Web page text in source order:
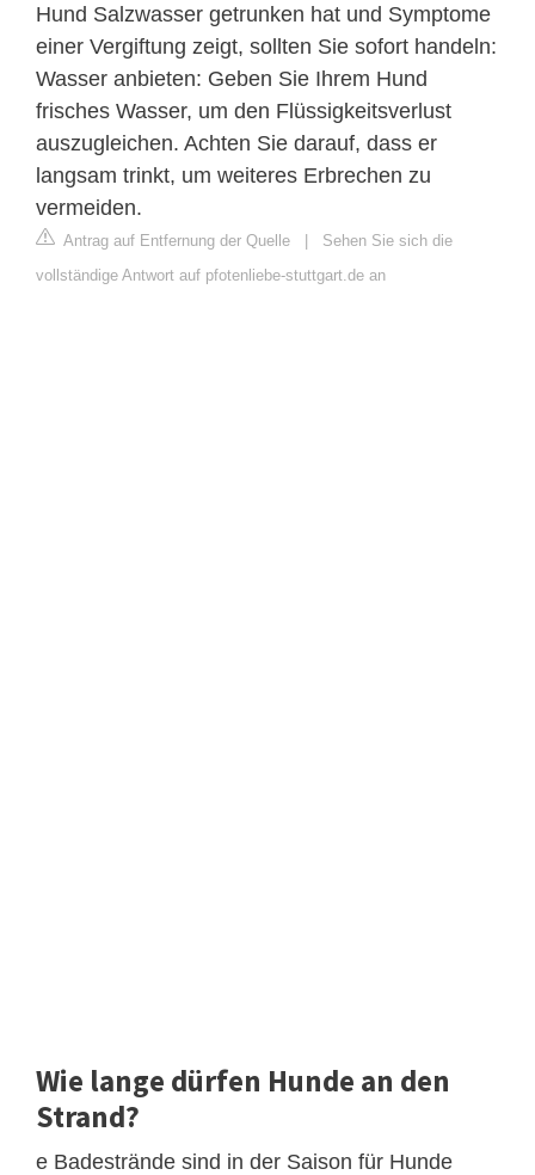
Hund Salzwasser getrunken hat und Symptome
einer Vergiftung zeigt, sollten Sie sofort handeln:
Wasser anbieten: Geben Sie Ihrem Hund
frisches Wasser, um den Flüssigkeitsverlust
auszugleichen. Achten Sie darauf, dass er
langsam trinkt, um weiteres Erbrechen zu
vermeiden.
Antrag auf Entfernung der Quelle | Sehen Sie sich die
vollständige Antwort auf pfotenliebe-stuttgart.de an
Wie lange dürfen Hunde an den
Strand?
e Badestrände sind in der Saison für Hunde